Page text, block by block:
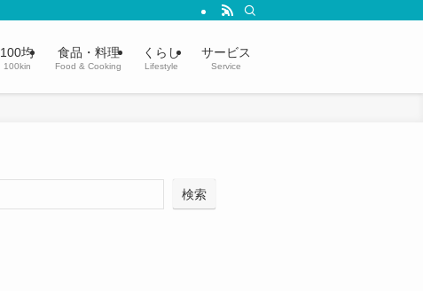
100均
100kin
食品・料理
Food & Cooking
くらし
Lifestyle
サービス
Service
検索